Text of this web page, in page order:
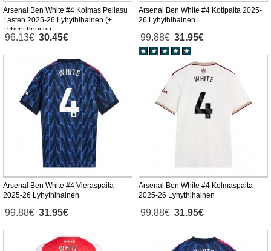
Arsenal Ben White #4 Kolmas Peliasu
Lasten 2025-26 Lyhythihainen (+
Lyhyet housut)
96.13€ 30.45€
Arsenal Ben White #4 Kotipaita 2025-
26 Lyhythihainen
99.88€ 31.95€
Arsenal Ben White #4 Vieraspaita
2025-26 Lyhythihainen
99.88€ 31.95€
Arsenal Ben White #4 Kolmaspaita
2025-26 Lyhythihainen
99.88€ 31.95€